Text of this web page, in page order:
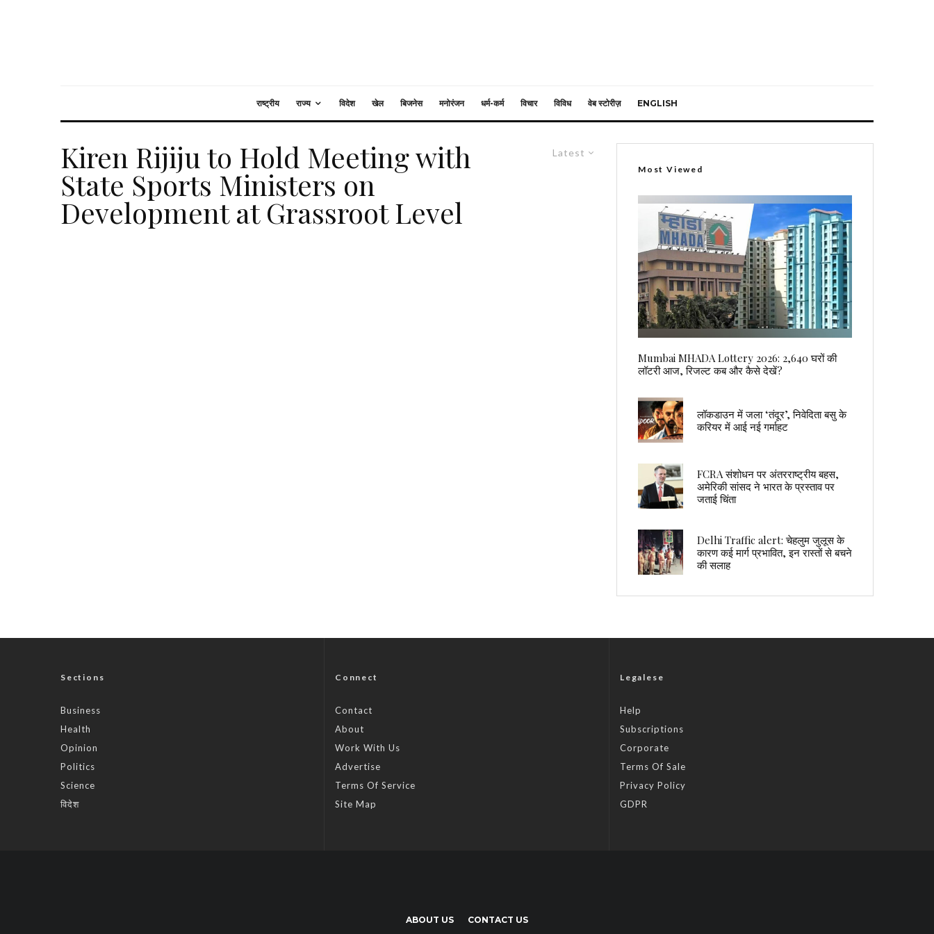
राष्ट्रीय राज्य विदेश खेल बिजनेस मनोरंजन धर्म-कर्म विचार विविध वेब स्टोरीज़ ENGLISH
Latest
Kiren Rijiju to Hold Meeting with
State Sports Ministers on
Development at Grassroot Level
Most Viewed
Mumbai MHADA Lottery 2026: 2,640 घरों की
लॉटरी आज, रिजल्ट कब और कैसे देखें?
लॉकडाउन में जला ‘तंदूर’, निवेदिता बसु के
करियर में आई नई गर्माहट
FCRA संशोधन पर अंतरराष्ट्रीय बहस,
अमेरिकी सांसद ने भारत के प्रस्ताव पर
जताई चिंता
Delhi Traffic alert: चेहलुम जुलूस के
कारण कई मार्ग प्रभावित, इन रास्तों से बचने
की सलाह
Sections
Business
Health
Opinion
Politics
Science
विदेश
Connect
Contact
About
Work With Us
Advertise
Terms Of Service
Site Map
Legalese
Help
Subscriptions
Corporate
Terms Of Sale
Privacy Policy
GDPR
ABOUT US CONTACT US